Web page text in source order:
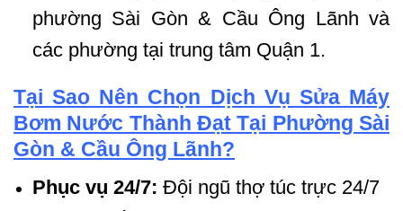
phường Sài Gòn & Cầu Ông Lãnh và
các phường tại trung tâm Quận 1.
Tại Sao Nên Chọn Dịch Vụ Sửa Máy
Bơm Nước Thành Đạt Tại Phường Sài
Gòn & Cầu Ông Lãnh?
Phục vụ 24/7: Đội ngũ thợ túc trực 24/7